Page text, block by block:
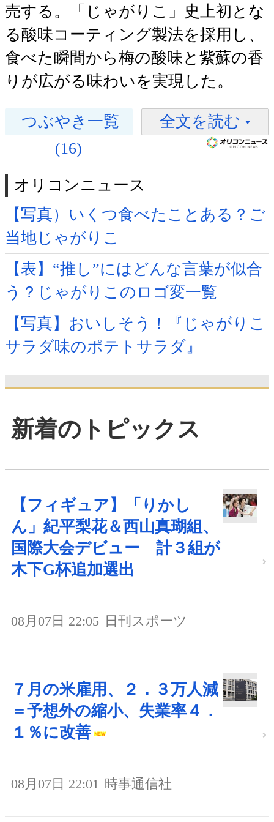
売する。「じゃがりこ」史上初とな
る酸味コーティング製法を採用し、
食べた瞬間から梅の酸味と紫蘇の香
りが広がる味わいを実現した。
つぶやき一覧
(16)
全文を読む
オリコンニュース
【写真）いくつ食べたことある？ご
当地じゃがりこ
【表】“推し”にはどんな言葉が似合
う？じゃがりこのロゴ変一覧
【写真】おいしそう！『じゃがりこ
サラダ味のポテトサラダ』
新着のトピックス
【フィギュア】「りかし
ん」紀平梨花＆西山真瑚組、
国際大会デビュー 計３組が
木下G杯追加選出
08月07日 22:05 日刊スポーツ
７月の米雇用、２．３万人減
＝予想外の縮小、失業率４．
１％に改善
08月07日 22:01 時事通信社